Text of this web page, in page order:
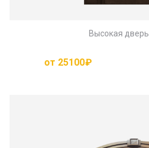
Высокая дверь
от 25100₽